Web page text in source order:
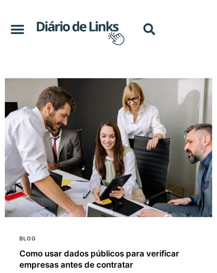
BLOG
Como usar dados públicos para verificar
empresas antes de contratar